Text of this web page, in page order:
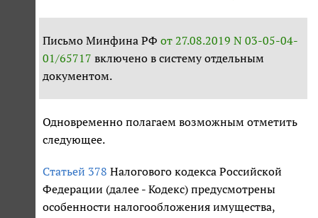
Письмо Минфина РФ от 27.08.2019 N 03-05-04-
01/65717 включено в систему отдельным
документом.
Одновременно полагаем возможным отметить
следующее.
Статьей 378 Налогового кодекса Российской
Федерации (далее - Кодекс) предусмотрены
особенности налогообложения имущества,